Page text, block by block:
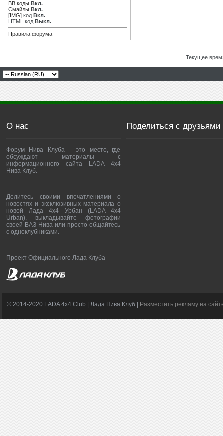
BB коды Вкл.
Смайлы Вкл.
[IMG] код Вкл.
HTML код Выкл.
Правила форума
Текущее
О нас
Форум Нива Клуба - это место, где
обсуждают материалы с
информационного сайта LADA 4x4
Нива Клуб.
Делитесь своими впечатлениями о
новостях и эксклюзивных материала о
новой Лада 4х4 Урбан (LADA 4x4
Urban), выкладывайте фотографии
своей ВАЗ Нива или просто общайтесь
с одноклубниками.
Проект Официального Лада Клуба
Поделиться с друзьями
© 2014-2020 LADA 4x4 Club | Лада Нива Клуб | Разместить рекламу на